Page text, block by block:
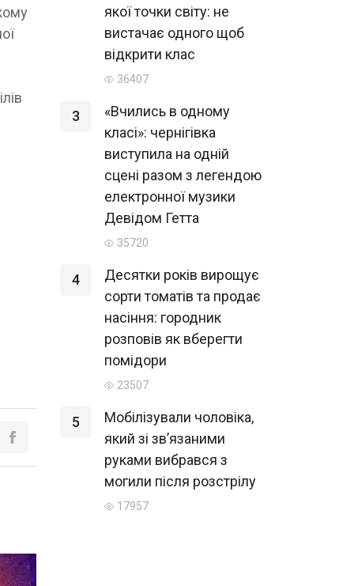
якої точки світу: не
вистачає одного щоб
відкрити клас
36407
3
«Вчились в одному
класі»: чернігівка
виступила на одній
сцені разом з легендою
електронної музики
Девідом Гетта
35720
4
Десятки років вирощує
сорти томатів та продає
насіння: городник
розповів як вберегти
помідори
23507
5
Мобілізували чоловіка,
який зі зв’язаними
руками вибрався з
могили після розстрілу
17957